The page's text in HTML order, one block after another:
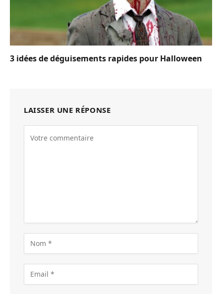
3 idées de déguisements rapides pour Halloween
LAISSER UNE RÉPONSE